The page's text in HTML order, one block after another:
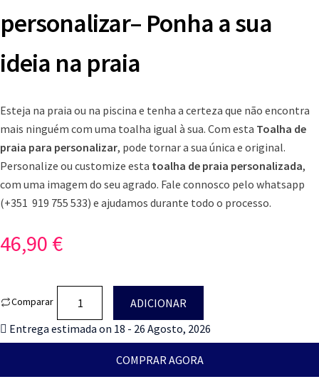
personalizar– Ponha a sua
ideia na praia
Esteja na praia ou na piscina e tenha a certeza que não encontra
mais ninguém com uma toalha igual à sua. Com esta Toalha de
praia para personalizar, pode tornar a sua única e original.
Personalize ou customize esta toalha de praia personalizada,
com uma imagem do seu agrado. Fale connosco pelo whatsapp
(+351 919 755 533) e ajudamos durante todo o processo.
46,90 €
Comparar
Toalha
de
ADICIONAR
Entrega estimada on 18 - 26 Agosto, 2026
COMPRAR AGORA